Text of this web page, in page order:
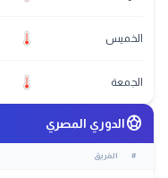
الخميس
الجمعة
sports_soccerالدوري المصري
# الفريق